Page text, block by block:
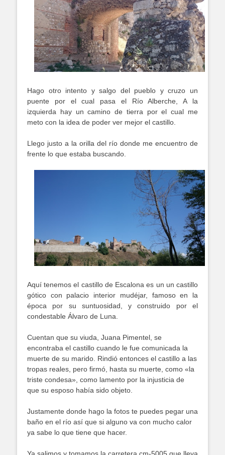
Hago otro intento y salgo del pueblo y cruzo un
puente por el cual pasa el Río Alberche, A la
izquierda hay un camino de tierra por el cual me
meto con la idea de poder ver mejor el castillo.
Llego justo a la orilla del río donde me encuentro de
frente lo que estaba buscando.
Aquí tenemos el castillo de Escalona es un un castillo
gótico con palacio interior mudéjar, famoso en la
época por su suntuosidad, y construido por el
condestable Álvaro de Luna.
Cuentan que su viuda, Juana Pimentel, se
encontraba el castillo cuando le fue comunicada la
muerte de su marido. Rindió entonces el castillo a las
tropas reales, pero firmó, hasta su muerte, como «la
triste condesa», como lamento por la injusticia de
que su esposo había sido objeto.
Justamente donde hago la fotos te puedes pegar una
baño en el río así que si alguno va con mucho calor
ya sabe lo que tiene que hacer.